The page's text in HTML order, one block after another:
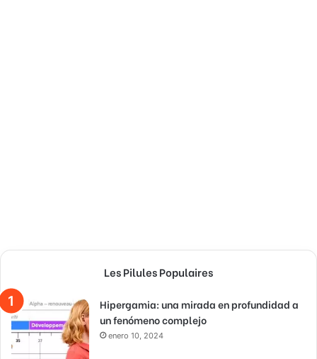
Les Pilules Populaires
Hipergamia: una mirada en profundidad a
un fenómeno complejo
enero 10, 2024